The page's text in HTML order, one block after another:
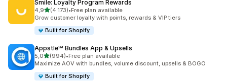
Smile: Loyalty Program Rewards
4,9de 5 estrelas
(4.173)
4173 total de avaliações
•Free plan available
Grow customer loyalty with points, rewards & VIP tiers
Built for Shopify
Appstle℠ Bundles App & Upsells
5,0de 5 estrelas
(994)
994 total de avaliações
•Free plan available
Maximize AOV with bundles, volume discount, upsells & BOGO
Built for Shopify